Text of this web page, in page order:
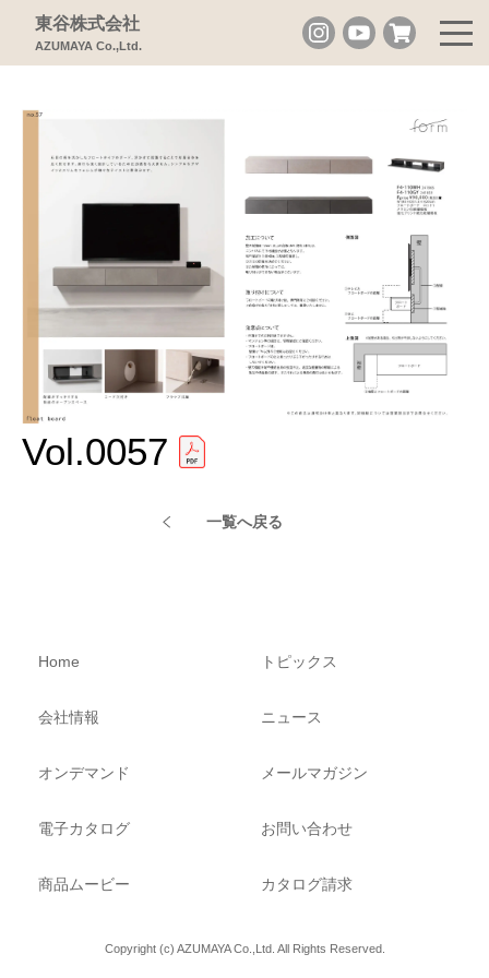
東谷株式会社
AZUMAYA Co.,Ltd.
Vol.0057
一覧へ戻る
Home
会社情報
オンデマンド
電子カタログ
商品ムービー
トピックス
ニュース
メールマガジン
お問い合わせ
カタログ請求
Copyright (c) AZUMAYA Co.,Ltd. All Rights Reserved.